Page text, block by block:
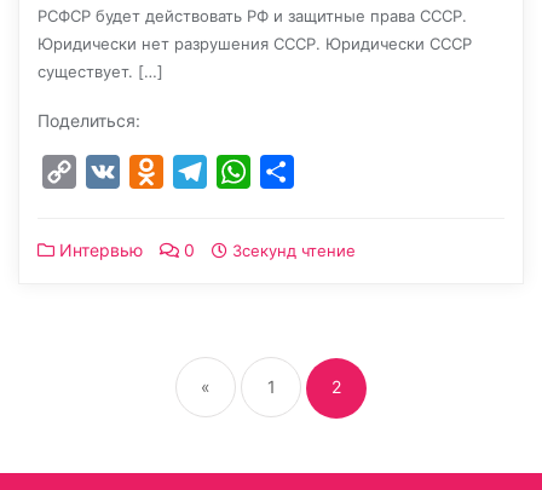
РСФСР будет действовать РФ и защитные права СССР.
Юридически нет разрушения СССР. Юридически СССР
существует. […]
Поделиться:
Copy
VK Odnoklassniki
TelegramWhatsApp
Интервью 0 3секунд чтение
записей
« 1 2